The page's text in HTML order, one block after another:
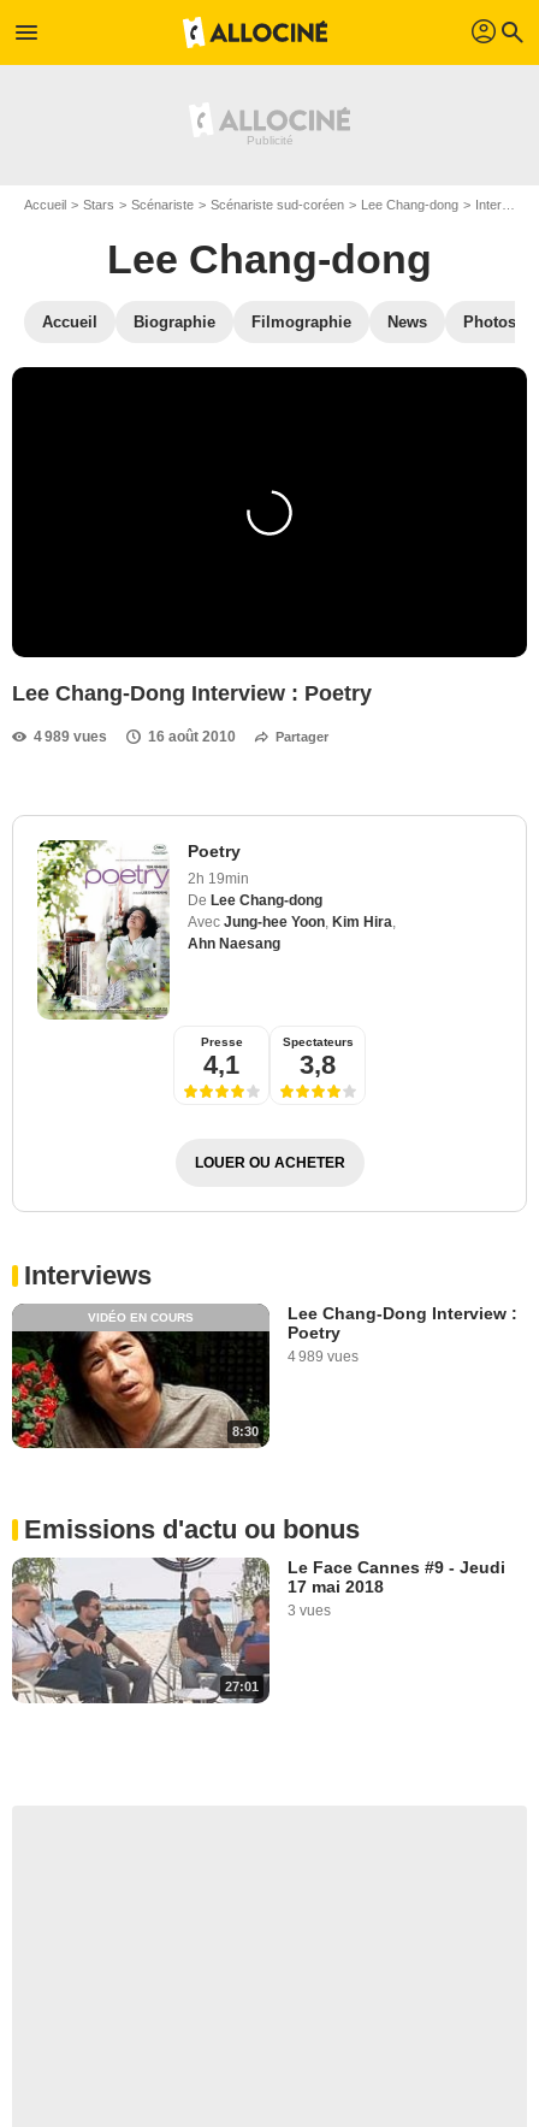
menu profil search
Accueil Stars Scénariste Scénariste sud-coréen Lee Chang-dong Interviews de Lee Chang-dong
Lee Chang-dong
Accueil Biographie Filmographie News Photos
Lee Chang-Dong Interview : Poetry
4 989 vues 16 août 2010 Partager
Poetry
2h 19min
De Lee Chang-dong
Avec Jung-hee Yoon Kim Hira
Ahn Naesang
Presse
4,1
Spectateurs
3,8
LOUER OU ACHETER
Interviews
8:30
VIDÉO EN COURS
Lee Chang-Dong Interview :
Poetry
4 989 vues
Emissions d'actu ou bonus
27:01
Le Face Cannes #9 - Jeudi
17 mai 2018
3 vues